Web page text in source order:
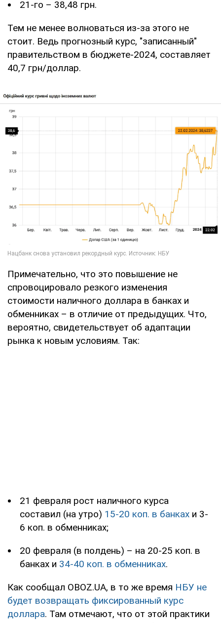
21-го – 38,48 грн.
Тем не менее волноваться из-за этого не
стоит. Ведь прогнозный курс, "записанный"
правительством в бюджете-2024, составляет
40,7 грн/доллар.
Примечательно, что это повышение не
спровоцировало резкого изменения
стоимости наличного доллара в банках и
обменниках – в отличие от предыдущих. Что,
вероятно, свидетельствует об адаптации
рынка к новым условиям. Так:
21 февраля рост наличного курса
составил (на утро) 15-20 коп. в банках и 3-
6 коп. в обменниках;
20 февраля (в полдень) – на 20-25 коп. в
банках и 34-40 коп. в обменниках.
Как сообщал OBOZ.UA, в то же время НБУ не
будет возвращать фиксированный курс
доллара. Там отмечают, что от этой практики